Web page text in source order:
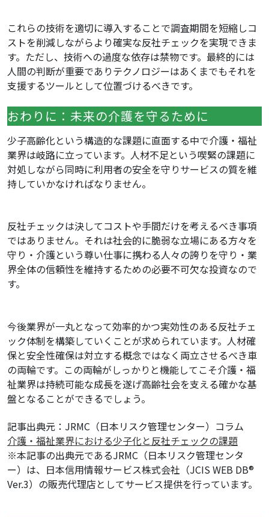
これらの技術を適切に導入することで調査期間を短縮しコ
ストを削減しながらより確実な反社チェックを実現できま
す。ただし、技術への過度な依存は禁物です。最終的には
人間の判断が重要でありテクノロジーはあくまでもそれを
支援するツールとして位置づけるべきです。
おわりに：未来の介護を守るために
少子高齢化という構造的な課題に直面する中で介護・福祉
業界は岐路に立っています。人材不足という喫緊の課題に
対処しながら同時に利用者の安全を守りサービスの質を維
持していかなければなりません。
反社チェックは決してコストや手間だけを考えるべき事項
ではありません。それは社会的に脆弱な立場にある方々を
守り・介護という尊い仕事に携わる人々の誇りを守り・業
界全体の信頼性を維持するための必要不可欠な投資なので
す。
今後業界が一丸となって効率的かつ実効性のある反社チェ
ック体制を構築していくことが求められています。人材確
保と安全性確保は対立する概念ではなく両立させるべき車
の両輪です。この両輪がしっかりと機能してこそ介護・福
祉業界は持続可能な成長を遂げ高齢社会を支える確かな基
盤となることができるでしょう。
記事出典元：JRMC（日本リスク管理センター）コラム
介護・福祉業界における少子化と反社チェックの課題
※本記事の出典元であるJRMC（日本リスク管理センタ
ー）は、日本信用情報サービス株式会社（JCIS WEB DB®
Ver.3）の販売代理店としてサービス提供を行っています。